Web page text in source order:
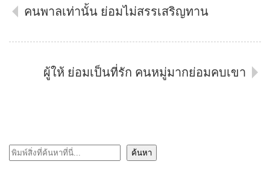
คนพาลเท่านั้น ย่อมไม่สรรเสริญทาน
ผู้ให้ ย่อมเป็นที่รัก คนหมู่มากย่อมคบเขา
ค้นหา ค้นหา